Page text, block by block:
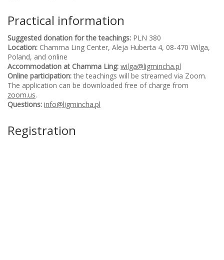
Practical information
Suggested donation for the teachings: PLN 380
Location: Chamma Ling Center, Aleja Huberta 4, 08-470 Wilga,
Poland, and online
Accommodation at Chamma Ling: wilga@ligmincha.pl
Online participation:the teachings will be streamed via Zoom.
The application can be downloaded free of charge from
zoom.us.
Questions: info@ligmincha.pl
Registration